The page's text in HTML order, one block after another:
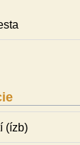
(ízb)